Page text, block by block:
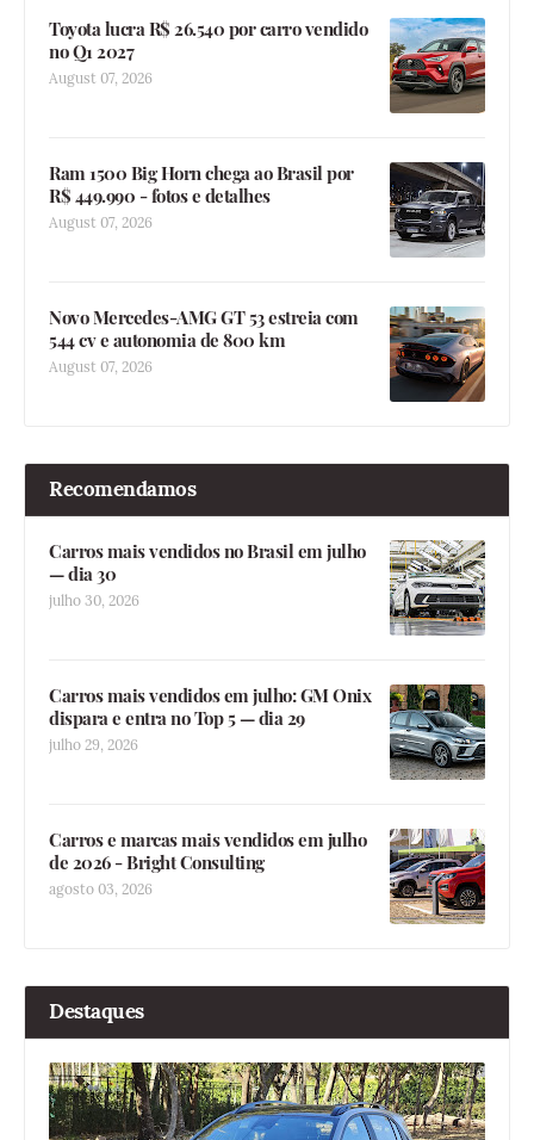
Toyota lucra R$ 26.540 por carro vendido
no Q1 2027
August 07, 2026
Ram 1500 Big Horn chega ao Brasil por
R$ 449.990 - fotos e detalhes
August 07, 2026
Novo Mercedes-AMG GT 53 estreia com
544 cv e autonomia de 800 km
August 07, 2026
Recomendamos
Carros mais vendidos no Brasil em julho
— dia 30
julho 30, 2026
Carros mais vendidos em julho: GM Onix
dispara e entra no Top 5 — dia 29
julho 29, 2026
Carros e marcas mais vendidos em julho
de 2026 - Bright Consulting
agosto 03, 2026
Destaques